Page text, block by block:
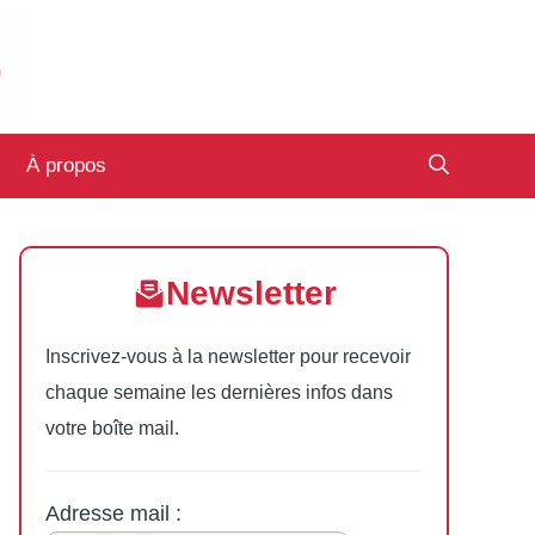
À propos
Newsletter
Inscrivez-vous à la newsletter pour recevoir
chaque semaine les dernières infos dans
votre boîte mail.
Adresse mail :